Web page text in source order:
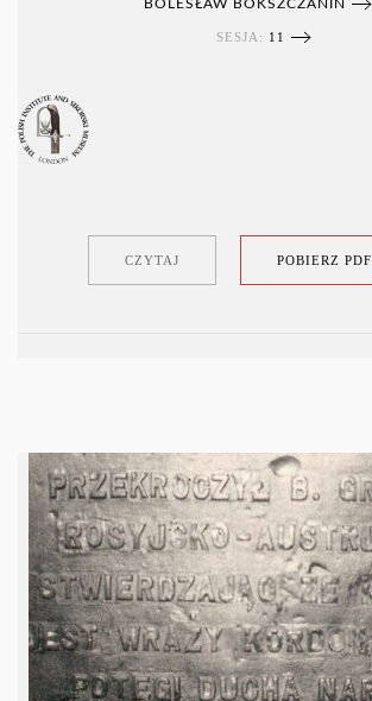
BOLESŁAW BOKSZCZANIN
SESJA: 11
CZYTAJ POBIERZ PDF